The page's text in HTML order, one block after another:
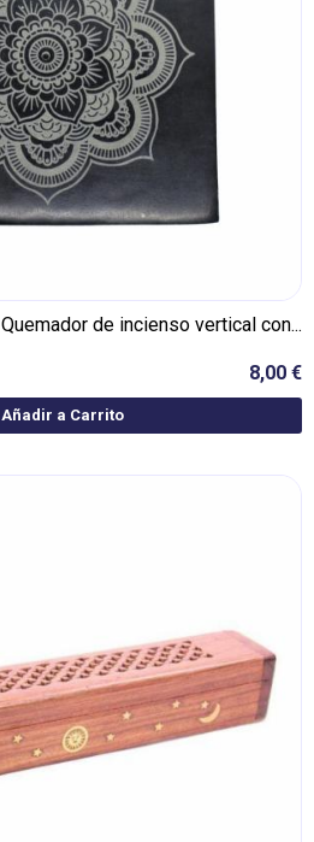
Quemador de incienso vertical con...
8,00 €
Añadir a Carrito